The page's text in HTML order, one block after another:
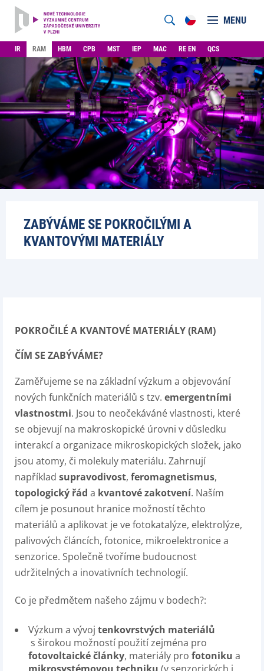
MENU
IR RAM HBM CPB MST IEP MAC RE EN QCS
ZABÝVÁME SE POKROČILÝMI A
KVANTOVÝMI MATERIÁLY
POKROČILÉ A KVANTOVÉ MATERIÁLY (RAM)
ČÍM SE ZABÝVÁME?
Zaměřujeme se na základní výzkum a objevování
nových funkčních materiálů s tzv. emergentními
vlastnostmi. Jsou to neočekáváné vlastnosti, které
se objevují na makroskopické úrovni v důsledku
interakcí a organizace mikroskopických složek, jako
jsou atomy, či molekuly materiálu. Zahrnují
například supravodivost, feromagnetismus,
topologický řád a kvantové zakotvení. Naším
cílem je posunout hranice možností těchto
materiálů a aplikovat je ve fotokatalýze, elektrolýze,
palivových článcích, fotonice, mikroelektronice a
senzorice. Společně tvoříme budoucnost
udržitelných a inovativních technologií.
Co je předmětem našeho zájmu v bodech?:
Výzkum a vývoj tenkovrstvých materiálů
s širokou možností použití zejména pro
fotovoltaické články, materiály pro fotoniku a